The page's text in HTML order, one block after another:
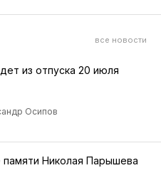
все новости
из отпуска 20 июля
Осипов
памяти Николая Парышева